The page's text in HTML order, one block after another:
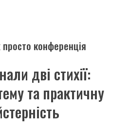
просто конференція
дві стихії:
та практичну